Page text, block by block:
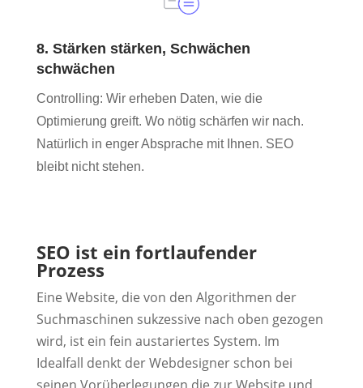
8. Stärken stärken, Schwächen
schwächen
Controlling: Wir erheben Daten, wie die
Optimierung greift. Wo nötig schärfen wir nach.
Natürlich in enger Absprache mit Ihnen. SEO
bleibt nicht stehen.
SEO ist ein fortlaufender
Prozess
Eine Website, die von den Algorithmen der
Suchmaschinen sukzessive nach oben gezogen
wird, ist ein fein austariertes System. Im
Idealfall denkt der Webdesigner schon bei
seinen Vorüberlegungen die zur Website und